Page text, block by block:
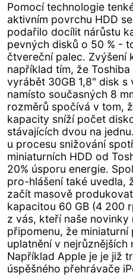
Pomocí technologie
aktivním povrchu HDD
podařilo docílit nárůstu
pevných disků o 50 % -
čtvereční palec. Zvýšení
například tím, že
vyrábět 30GB 1,8" disk
namísto současných 8
rozměrů spočívá v tom,
kapacity sníží počet
stávajících dvou na
u procesu snižování
miniaturních HDD od
20% úsporu energie.
pro-hlášení také uvedla,
začít masově
kapacitou 60 GB (4 200
z vás, kteří naše
připomenu, že
uplatnění v nejrůznějších
Například Apple je je již
úspěšného přehrávače